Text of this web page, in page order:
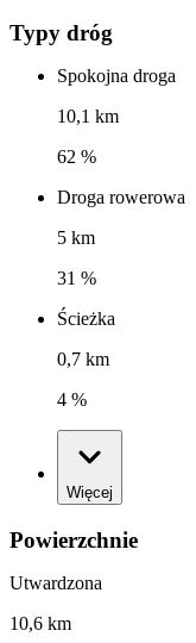
Typy dróg
Spokojna droga
10,1 km
62 %
Droga rowerowa
5 km
31 %
Ścieżka
0,7 km
4 %
Więcej
Powierzchnie
Utwardzona
10,6 km